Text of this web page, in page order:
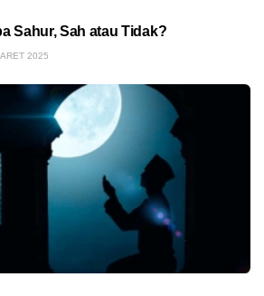
Sahur, Sah atau Tidak?
2025